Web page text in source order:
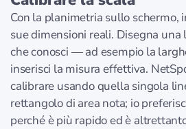
Con la planimetria sullo schermo,
sue dimensioni reali. Disegna una
che conosci — ad esempio la
inserisci la misura effettiva.
calibrare usando quella singola
rettangolo di area nota; io
perché è più rapido ed è